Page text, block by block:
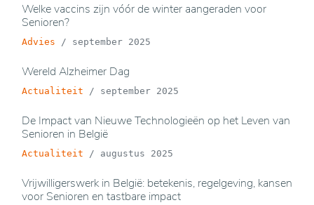
Welke vaccins zijn vóór de winter aangeraden voor
Senioren?
Advies / september 2025
Wereld Alzheimer Dag
Actualiteit / september 2025
De Impact van Nieuwe Technologieën op het Leven van
Senioren in België
Actualiteit / augustus 2025
Vrijwilligerswerk in België: betekenis, regelgeving, kansen
voor Senioren en tastbare impact